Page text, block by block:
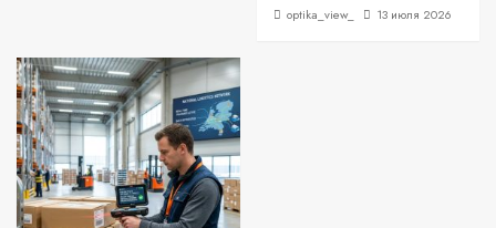
optika_view_ 13 июля 2026